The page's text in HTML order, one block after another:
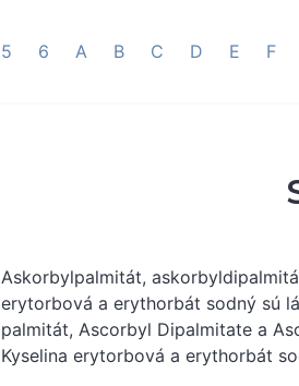
5 6 A B C D E F
Askorbylpalmitát,
erytorbová a erythorbát sodný sú
palmitát, Ascorbyl Dipalmitate a
Kyselina erytorbová a erythorbát